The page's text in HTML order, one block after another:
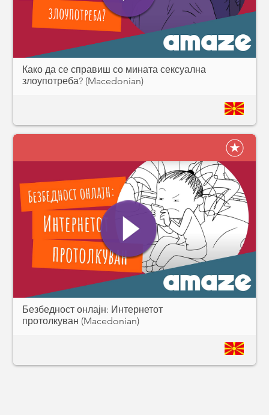
Како да се справиш со мината сексуална
злоупотреба? (Macedonian)
Безбедност онлајн: Интернетот
протолкуван (Macedonian)